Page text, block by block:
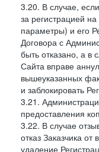
3.20. В случае,
за регистрацией
параметры) и его
Договора с
быть отказано, а в
Сайта вправе
вышеуказанных
и заблокировать
3.21.
предоставления
3.22. В случае
отказ Заказчика
удаление